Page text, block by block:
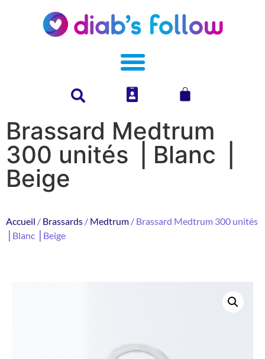
Brassard Medtrum
300 unités ⎥ Blanc ⎥
Beige
Accueil / Brassards / Medtrum / Brassard Medtrum 300 unités
⎥ Blanc ⎥ Beige